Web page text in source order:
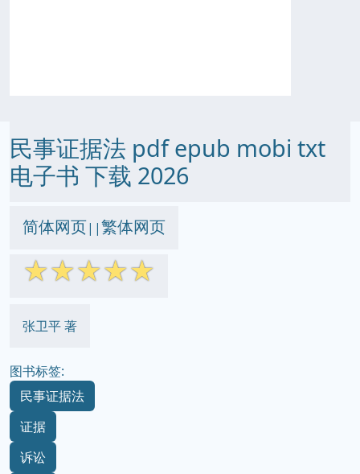
民事证据法 pdf epub mobi txt
电子书 下载 2026
简体网页||繁体网页
☆☆☆☆☆
张卫平 著
图书标签:
民事证据法
证据
诉讼